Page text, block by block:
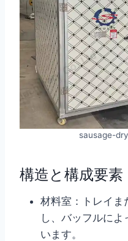
sausage-
構造と構成要素
材料室：トレイま
し、バッフルに
います。